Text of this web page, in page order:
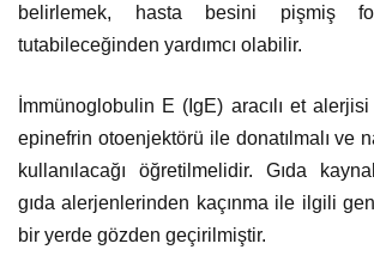
belirlemek, hasta besini pişmiş
tutabileceğinden yardımcı olabilir.
İmmünoglobulin E (IgE) aracılı et
epinefrin otoenjektörü ile donatılmalı ve
kullanılacağı öğretilmelidir. Gıda
gıda alerjenlerinden kaçınma ile ilgili
bir yerde gözden geçirilmiştir.